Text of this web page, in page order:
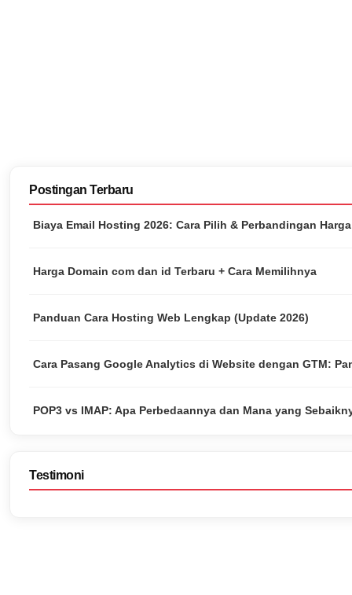
Postingan Terbaru
Biaya Email Hosting 2026: Cara Pilih & Perbandingan
Harga Domain com dan id Terbaru + Cara Memilihnya
Panduan Cara Hosting Web Lengkap (Update 2026)
Cara Pasang Google Analytics di Website dengan GTM:
POP3 vs IMAP: Apa Perbedaannya dan Mana yang
Testimoni